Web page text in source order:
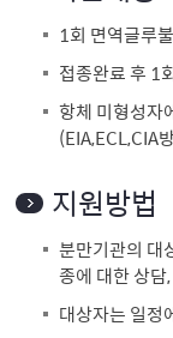
1회 면역글루
접종완료 후 1
항체 미형성자
(EIA,ECL,CIA
지원방법
분만기관의 대
종에 대한 상담
대상자는 일정